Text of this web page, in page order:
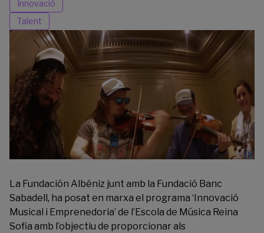
Innovació
Talent
La Fundación Albéniz junt amb la Fundació Banc
Sabadell, ha posat en marxa el programa ‘Innovació
Musical i Emprenedoria’ de l’Escola de Música Reina
Sofia amb l’objectiu de proporcionar als